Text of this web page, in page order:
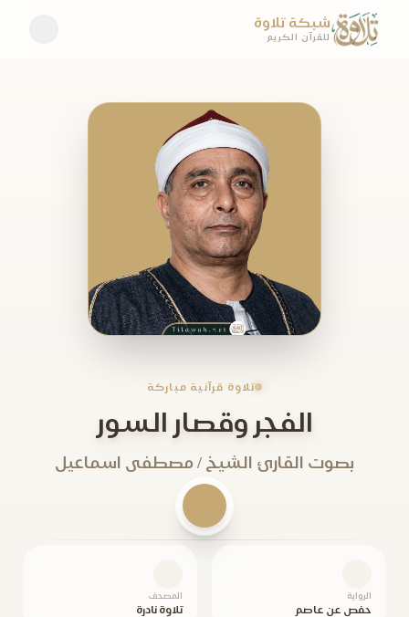
شبكة تلاوة
للقرآن الكريم
تلاوة قرآنية مباركة
الفجر وقصار السور
بصوت القارئ الشيخ / مصطفى اسماعيل
الرواية
حفص عن عاصم
المصحف
تلاوة نادرة